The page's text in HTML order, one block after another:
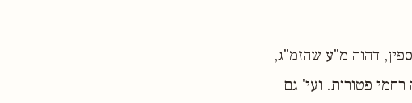
דהוה מ"ע שהזמ"ג,
פטורות. ועי' גם